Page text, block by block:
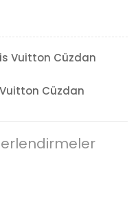
Vuitton Cüzdan
Cüzdan